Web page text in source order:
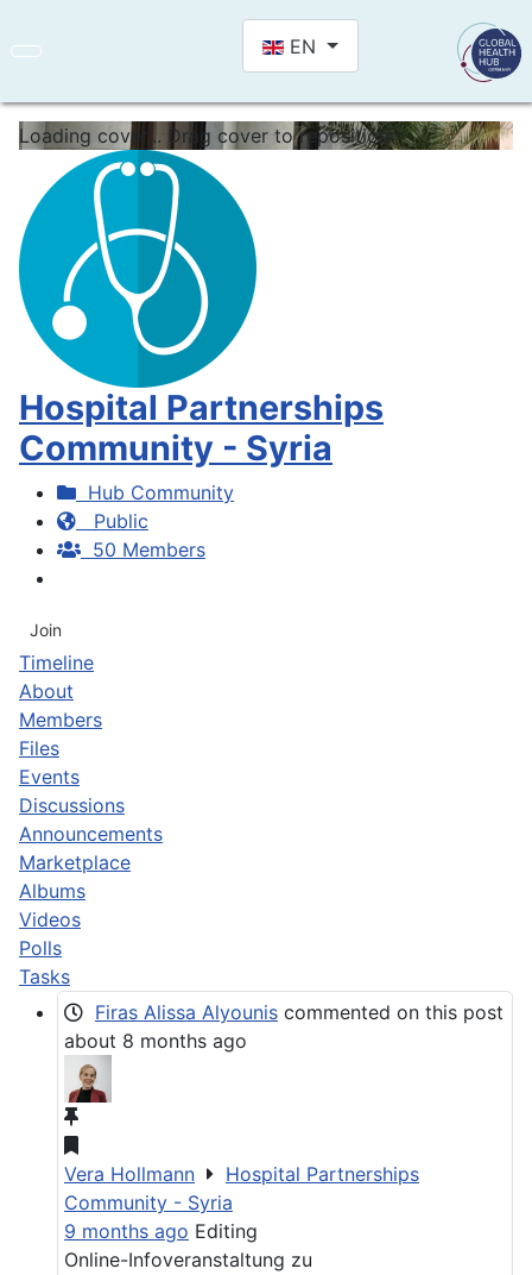
Select your language
EN
Loading cover... Drag cover to reposition
Hospital Partnerships
Community - Syria
Hub Community
Public
50 Members
Join
Timeline
About
Members
Files
Events
Discussions
Announcements
Marketplace
Albums
Videos
Polls
Tasks
Firas Alissa Alyounis commented on this post
about 8 months ago
Vera Hollmann
Hospital Partnerships
Community - Syria
9 months ago Editing
Online-Infoveranstaltung zu